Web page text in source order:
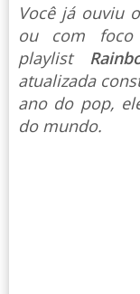
Você já ouviu
ou com foco
playlist
atualizada
ano do pop,
do mundo.